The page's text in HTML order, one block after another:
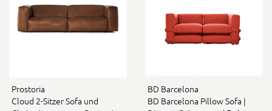
Prostoria
Cloud 2-Sitzer Sofa und
BD Barcelona
BD Barcelona Pillow Sofa |